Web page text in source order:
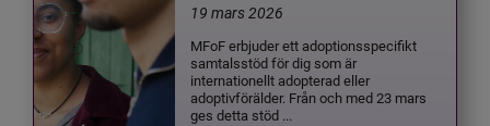
19 mars 2026
MFoF erbjuder ett adoptionsspecifikt
samtalsstöd för dig som är
internationellt adopterad eller
adoptivförälder. Från och med 23 mars
ges detta stöd ...